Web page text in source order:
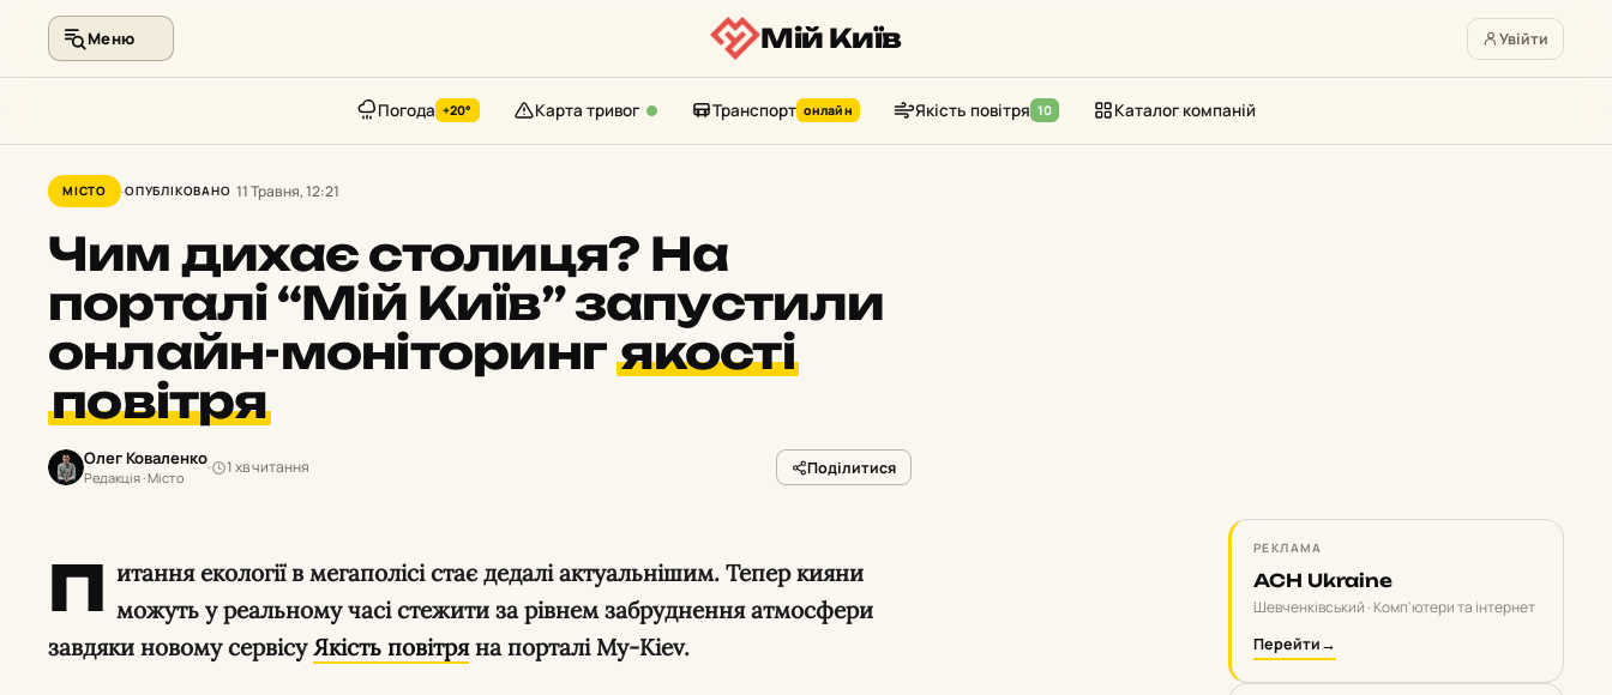
контенту
Меню Мій Київ Увійти
Погода +20° Карта тривог Транспорт онлайн Якість повітря 10 Каталог компаній
МІСТО ОПУБЛІКОВАНО 11 Травня, 12:21
Чим дихає столиця? На
порталі “Мій Київ” запустили
онлайн-моніторингякості
повітря
Олег Коваленко
Редакція · Місто
1 хв читання Поділитися
П итання екології в мегаполісі стає дедалі актуальнішим. Тепер кияни
можуть у реальному часі стежити за рівнем забруднення атмосфери
завдяки новому сервісуЯкість повітряна порталі My-Kiev.
РЕКЛАМА
ACH Ukraine
Шевченківський · Комп'ютери та інтернет
Перейти→